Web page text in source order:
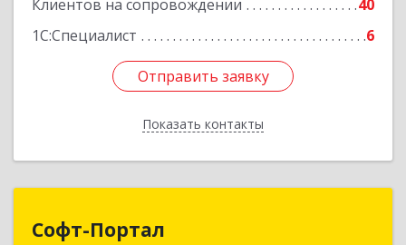
Клиентов на сопровождении
40
1С:Специалист
6
Отправить заявку
Показать контакты
Отправить заявку
Назад
Софт-Портал